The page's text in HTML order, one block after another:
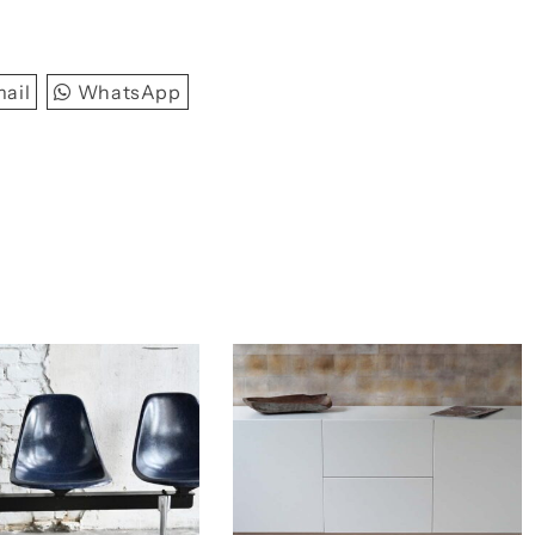
WhatsApp